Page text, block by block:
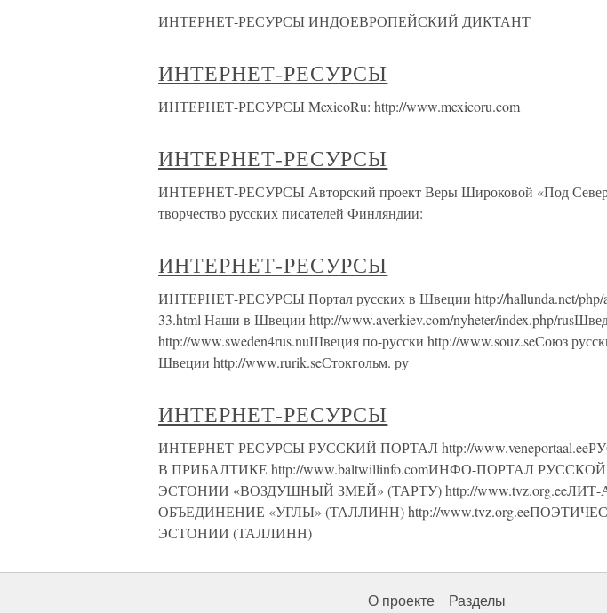
ИНТЕРНЕТ-РЕСУРСЫ ИНДОЕВРОПЕЙСКИЙ ДИКТАНТ
ИНТЕРНЕТ-РЕСУРСЫ
ИНТЕРНЕТ-РЕСУРСЫ MexicoRu: http://www.mexicoru.com
ИНТЕРНЕТ-РЕСУРСЫ
ИНТЕРНЕТ-РЕСУРСЫ Авторский проект Веры Широковой «Под
творчество русских писателей Финляндии:
ИНТЕРНЕТ-РЕСУРСЫ
ИНТЕРНЕТ-РЕСУРСЫ Портал русских в Швеции http://hallunda.net/php/
33.html Наши в Швеции http://www.averkiev.com/nyheter/index.php/
http://www.sweden4rus.nuШвеция по-русски http://www.souz.seСоюз
Швеции http://www.rurik.seСтокгольм. ру
ИНТЕРНЕТ-РЕСУРСЫ
ИНТЕРНЕТ-РЕСУРСЫ РУССКИЙ ПОРТАЛ http://
В ПРИБАЛТИКЕ http://www.baltwillinfo.comИНФО-ПОРТАЛ
ЭСТОНИИ «ВОЗДУШНЫЙ ЗМЕЙ» (ТАРТУ) http://www.tvz.org.eeЛИТ-
ОБЪЕДИНЕНИЕ «УГЛЫ» (ТАЛЛИНН) http://
ЭСТОНИИ (ТАЛЛИНН)
О проекте Разделы